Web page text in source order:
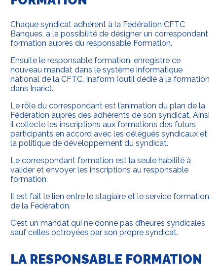
Chaque syndicat adhérent à la Fédération CFTC
Banques, a la possibilité de désigner un correspondant
formation auprès du responsable Formation.
Ensuite le responsable formation, enregistre ce
nouveau mandat dans le système informatique
national de la CFTC, Inaform (outil dédié à la formation
dans Inaric).
Le rôle du correspondant est l’animation du plan de la
Fédération auprès des adhérents de son syndicat. Ainsi
il collecte les inscriptions aux formations des futurs
participants en accord avec les délégués syndicaux et
la politique de développement du syndicat.
Le correspondant formation est la seule habilité à
valider et envoyer les inscriptions au responsable
formation.
Il est fait le lien entre le stagiaire et le service formation
de la Fédération.
C’est un mandat qui ne donne pas d’heures syndicales
sauf celles octroyées par son propre syndicat.
LA RESPONSABLE FORMATION